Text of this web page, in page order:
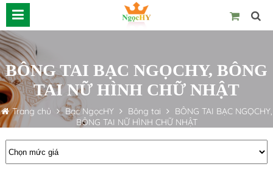
BÔNG TAI BẠC NGỌCHY, BÔNG
TAI NỮ HÌNH CHỮ NHẬT
Trang chủ Bạc NgọcHY Bông tai
BÔNG TAI BẠC NGỌCHY,
BÔNG TAI NỮ HÌNH CHỮ NHẬT